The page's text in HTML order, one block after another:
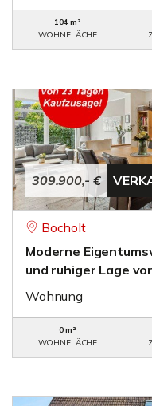
104 m²
WOHNFLÄCHE
309.900,- €
Bocholt
Moderne
und ruhiger Lage
Wohnung
0 m²
WOHNFLÄCHE